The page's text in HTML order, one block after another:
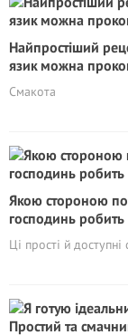
Найпростіший
язик можна
Смакота
Якою стороною
господинь
Ці прості й доступні